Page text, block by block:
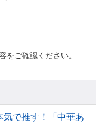
をご確認ください。
気で推す！「中華あ